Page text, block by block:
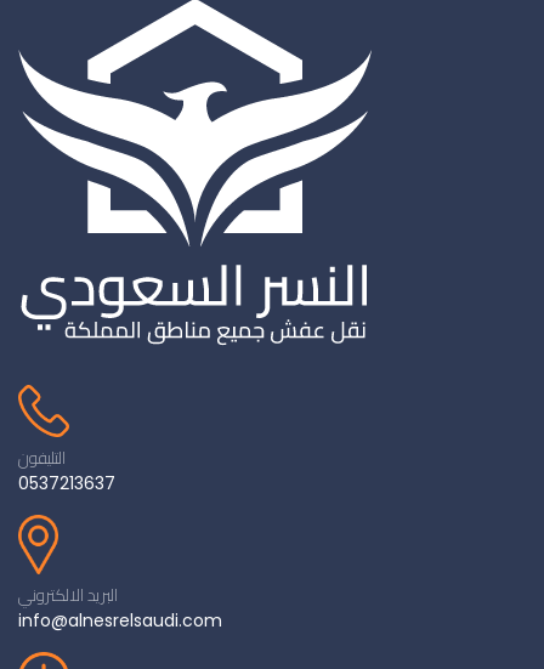
التليفون
0537213637
البريد الالكتروني
info@alnesrelsaudi.com